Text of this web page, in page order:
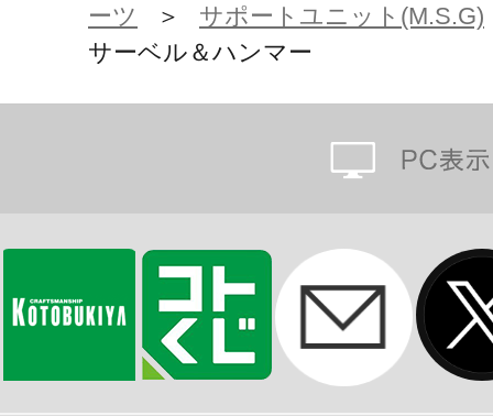
ーツ
＞ サポートユニット(M.S.G)
サーベル＆ハンマー